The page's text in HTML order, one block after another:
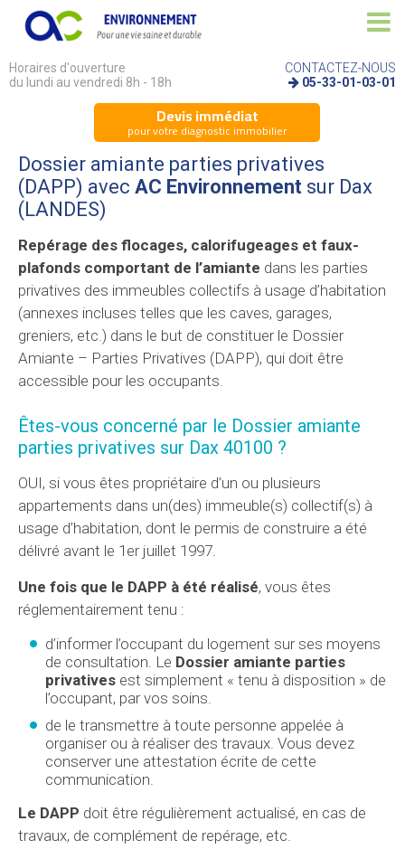
Horaires d'ouverture
du lundi au vendredi 8h - 18h
CONTACTEZ-NOUS
05-33-01-03-01
Devis immédiat
pour votre diagnostic immobilier
Dossier amiante parties privatives
(DAPP) avec AC Environnement sur Dax
(LANDES)
Repérage des flocages, calorifugeages et faux-
plafonds comportant de l’amiante dans les parties
privatives des immeubles collectifs à usage d’habitation
(annexes incluses telles que les caves, garages,
greniers, etc.) dans le but de constituer le Dossier
Amiante – Parties Privatives (DAPP), qui doit être
accessible pour les occupants.
Êtes-vous concerné par le Dossier amiante
parties privatives sur Dax 40100 ?
OUI, si vous êtes propriétaire d’un ou plusieurs
appartements dans un(des) immeuble(s) collectif(s) à
usage d’habitation, dont le permis de construire a été
délivré avant le 1er juillet 1997.
Une fois que le DAPP à été réalisé, vous êtes
réglementairement tenu :
d’informer l’occupant du logement sur ses moyens
de consultation. Le Dossier amiante parties
privatives est simplement « tenu à disposition » de
l’occupant, par vos soins.
de le transmettre à toute personne appelée à
organiser ou à réaliser des travaux. Vous devez
conserver une attestation écrite de cette
communication.
Le DAPP doit être régulièrement actualisé, en cas de
travaux, de complément de repérage, etc.